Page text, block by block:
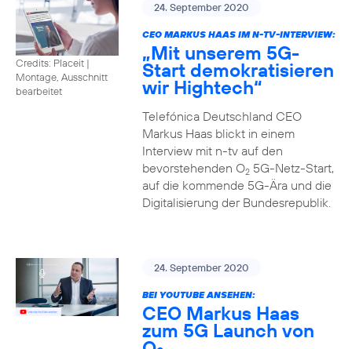
Credits: Placeit |
Montage, Ausschnitt
bearbeitet
24. September 2020
CEO MARKUS HAAS IM N-TV-INTERVIEW:
„Mit unserem 5G-
Start demokratisieren
wir Hightech“
Telefónica Deutschland CEO
Markus Haas blickt in einem
Interview mit n-tv auf den
bevorstehenden O25G-Netz-Start,
auf die kommende 5G-Ära und die
Digitalisierung der Bundesrepublik.
24. September 2020
BEI YOUTUBE ANSEHEN:
CEO Markus Haas
zum 5G Launch von